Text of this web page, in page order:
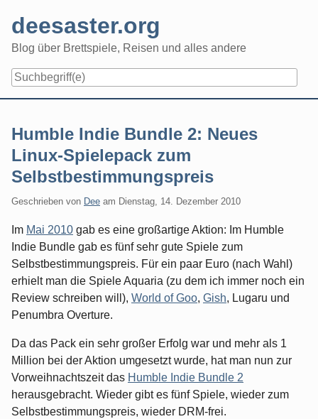
content
deesaster.org
Blog über Brettspiele, Reisen und alles andere
Humble Indie Bundle 2: Neues
Linux-Spielepack zum
Selbstbestimmungspreis
Geschrieben von Dee am Dienstag, 14. Dezember 2010
Im Mai 2010 gab es eine großartige Aktion: Im Humble
Indie Bundle gab es fünf sehr gute Spiele zum
Selbstbestimmungspreis. Für ein paar Euro (nach Wahl)
erhielt man die Spiele Aquaria (zu dem ich immer noch ein
Review schreiben will), World of Goo, Gish, Lugaru und
Penumbra Overture.
Da das Pack ein sehr großer Erfolg war und mehr als 1
Million bei der Aktion umgesetzt wurde, hat man nun zur
Vorweihnachtszeit das Humble Indie Bundle 2
herausgebracht. Wieder gibt es fünf Spiele, wieder zum
Selbstbestimmungspreis, wieder DRM-frei.